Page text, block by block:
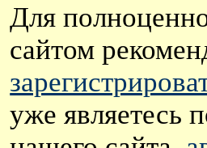
Для
сайтом
уже являетесь